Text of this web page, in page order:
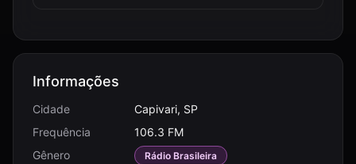
Informações
Cidade
Capivari, SP
Frequência
106.3 FM
Gênero
Rádio Brasileira